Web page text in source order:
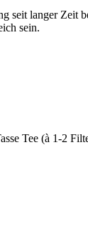
langer Zeit
sein.
Tee (à 1-2